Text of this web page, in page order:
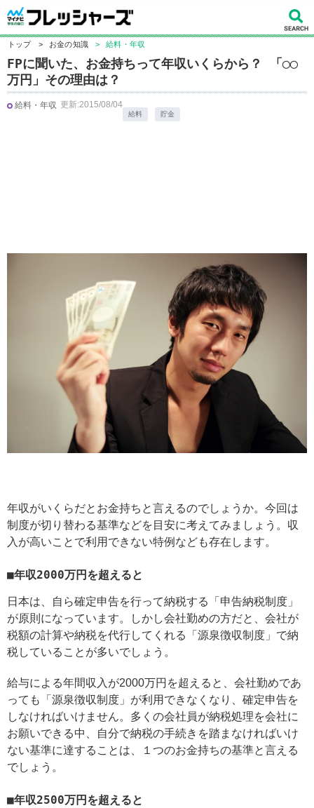
トップ > お金の知識 > 給料・年収
FPに聞いた、お金持ちって年収いくらから？ 「◯◯
万円」その理由は？
給料・年収 更新:2015/08/04
給料 貯金
年収がいくらだとお金持ちと言えるのでしょうか。今回は
制度が切り替わる基準などを目安に考えてみましょう。収
入が高いことで利用できない特例なども存在します。
■年収2000万円を超えると
日本は、自ら確定申告を行って納税する「申告納税制度」
が原則になっています。しかし会社勤めの方だと、会社が
税額の計算や納税を代行してくれる「源泉徴収制度」で納
税していることが多いでしょう。
給与による年間収入が2000万円を超えると、会社勤めであ
っても「源泉徴収制度」が利用できなくなり、確定申告を
しなければいけません。多くの会社員が納税処理を会社に
お願いできる中、自分で納税の手続きを踏まなければいけ
ない基準に達することは、１つのお金持ちの基準と言える
でしょう。
■年収2500万円を超えると